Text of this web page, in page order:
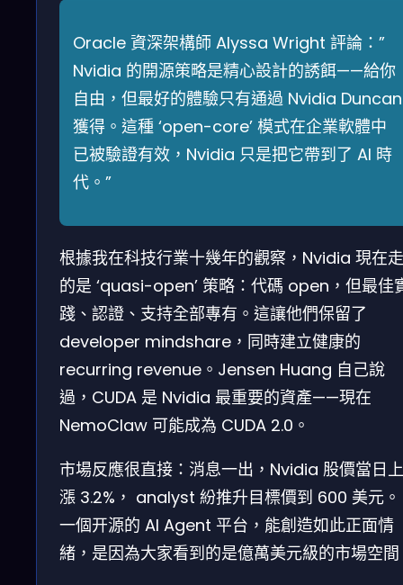
Oracle 資深架構師 Alyssa Wright 評論：”
Nvidia 的開源策略是精心設計的誘餌——給你
自由，但最好的體驗只有通過 Nvidia Duncan
獲得。這種 ‘open-core’ 模式在企業軟體中
已被驗證有效，Nvidia 只是把它帶到了 AI 時
代。”
根據我在科技行業十幾年的觀察，Nvidia 現在走
的是 ‘quasi-open’ 策略：代碼 open，但最佳
踐、認證、支持全部專有。這讓他們保留了
developer mindshare，同時建立健康的
recurring revenue。Jensen Huang 自己說
過，CUDA 是 Nvidia 最重要的資產——現在
NemoClaw 可能成為 CUDA 2.0。
市場反應很直接：消息一出，Nvidia 股價當日上
漲 3.2%， analyst 紛推升目標價到 600 美元。
一個开源的 AI Agent 平台，能創造如此正面情
緒，是因為大家看到的是億萬美元級的市場空